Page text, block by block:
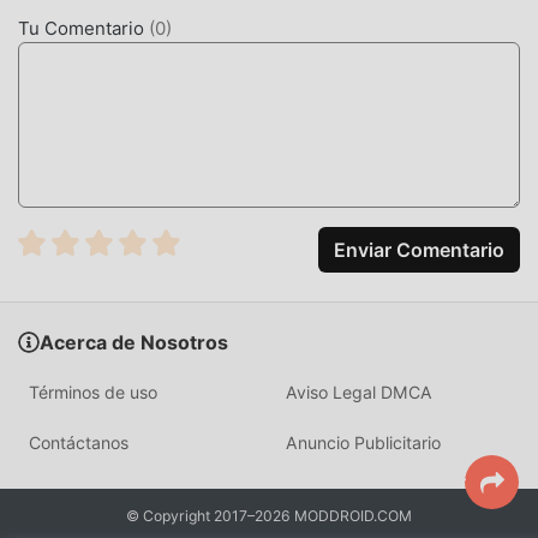
actualizado y ha realizado mejoras audaces. Con
tecnología más avanzada, la experiencia de pantalla del
trae 2025 Word Trip 1.782.0
MODIFICACIÓN ÚNICA
El juego tradicional de educational requiere que los
riqueza/habilidad/habilidades en el juego, que es tanto la
característica como la diversión del juego, pero al mismo
tiempo, el proceso de acumulación será inevitablemente
hace que la gente se sienta cansada, pero ahora, la
aparición de mods ha reescrito esta situación. Aquí, no
Tu Comentario (0)
Enviar Comentario
Acerca de Nosotros
Términos de uso Aviso Legal DMCA
Contáctanos Anuncio Publicitario
© Copyright 2017–2026 MODDROID.COM